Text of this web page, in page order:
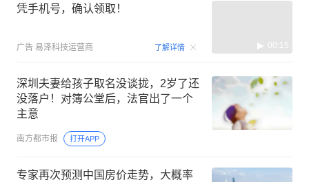
凭手机号，确认领取！
广告 易泽科技运营商 了解详情 00:15
深圳夫妻给孩子取名没谈拢，2岁了还
没落户！对簿公堂后，法官出了一个
主意
南方都市报 打开APP
专家再次预测中国房价走势，大概率